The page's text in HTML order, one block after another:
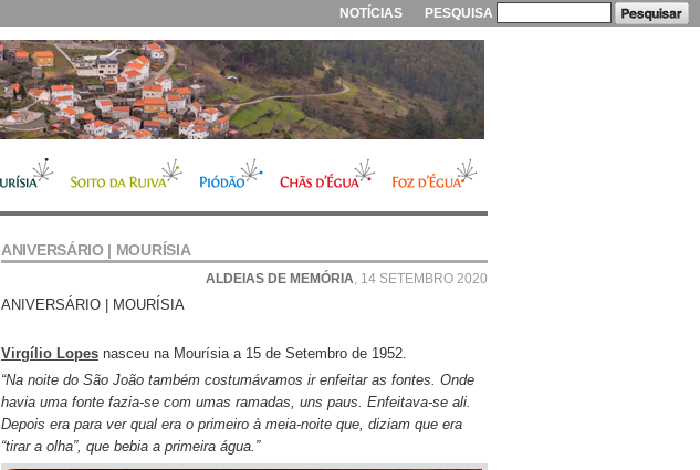
PESQUISA
NOTÍCIAS
ANIVERSÁRIO | MOURÍSIA
ALDEIAS DE MEMÓRIA, 14 SETEMBRO 2020
ANIVERSÁRIO | MOURÍSIA
Virgílio Lopes nasceu na Mourísia a 15 de Setembro de 1952.
“Na noite do São João também costumávamos ir enfeitar as fontes. Onde
havia uma fonte fazia-se com umas ramadas, uns paus. Enfeitava-se ali.
Depois era para ver qual era o primeiro à meia-noite que, diziam que era
“tirar a olha”, que bebia a primeira água.”